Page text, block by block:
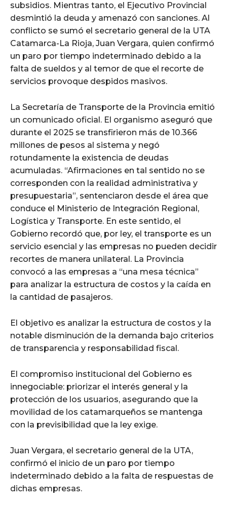
subsidios. Mientras tanto, el Ejecutivo Provincial
desmintió la deuda y amenazó con sanciones. Al
conflicto se sumó el secretario general de la UTA
Catamarca-La Rioja, Juan Vergara, quien confirmó
un paro por tiempo indeterminado debido a la
falta de sueldos y al temor de que el recorte de
servicios provoque despidos masivos.
La Secretaría de Transporte de la Provincia emitió
un comunicado oficial. El organismo aseguró que
durante el 2025 se transfirieron más de 10.366
millones de pesos al sistema y negó
rotundamente la existencia de deudas
acumuladas. “Afirmaciones en tal sentido no se
corresponden con la realidad administrativa y
presupuestaria”, sentenciaron desde el área que
conduce el Ministerio de Integración Regional,
Logística y Transporte. En este sentido, el
Gobierno recordó que, por ley, el transporte es un
servicio esencial y las empresas no pueden decidir
recortes de manera unilateral. La Provincia
convocó a las empresas a “una mesa técnica”
para analizar la estructura de costos y la caída en
la cantidad de pasajeros.
El objetivo es analizar la estructura de costos y la
notable disminución de la demanda bajo criterios
de transparencia y responsabilidad fiscal.
El compromiso institucional del Gobierno es
innegociable: priorizar el interés general y la
protección de los usuarios, asegurando que la
movilidad de los catamarqueños se mantenga
con la previsibilidad que la ley exige.
Juan Vergara, el secretario general de la UTA,
confirmó el inicio de un paro por tiempo
indeterminado debido a la falta de respuestas de
dichas empresas.